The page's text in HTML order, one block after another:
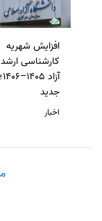
افزایش شهریه
کارشناسی
جدید
اخبار